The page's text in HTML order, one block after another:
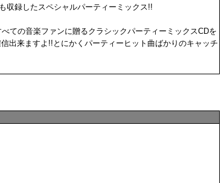
収録したスペシャルパーティーミックス!!
ての音楽ファンに贈るクラシックパーティーミックスCDを
出来ますよ!!とにかくパーティーヒット曲ばかりのキャッチ